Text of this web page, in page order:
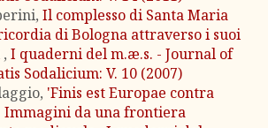
Il complesso di Santa Maria
di Bologna attraverso i suoi
, I quaderni del m.æ.s. - Journal of
Sodalicium: V. 10 (2007)
'Finis est Europae contra
da una frontiera